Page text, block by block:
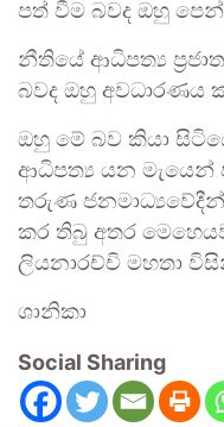
පත් වීම බවද ඔහු
නීතියේ ආධිපත්‍ය
බවද ඔහු අවධාරණය
ඔහු මේ බව කියා
ආධිපත්‍ය යන මැයෙන්
තරුණ
කර තිබු අතර
ලියනාරච්චි මහතා
ශානිකා
Social Sharing